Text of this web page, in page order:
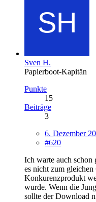
Sven H.
Papierboot-Kapitän
Punkte
15
Beiträge
3
6. Dezember
#620
Ich warte auch schon
es nicht zum
Konkurenzprodukt
wurde. Wenn die
sollte der Download